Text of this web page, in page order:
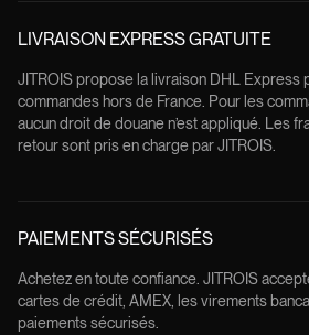
LIVRAISON EXPRESS GRATUITE
JITROIS propose la livraison DHL Express
commandes hors de France. Pour les
aucun droit de douane n’est appliqué. Les
retour sont pris en charge par JITROIS.
PAIEMENTS SÉCURISÉS
Achetez en toute confiance. JITROIS
cartes de crédit, AMEX, les virements
paiements sécurisés.